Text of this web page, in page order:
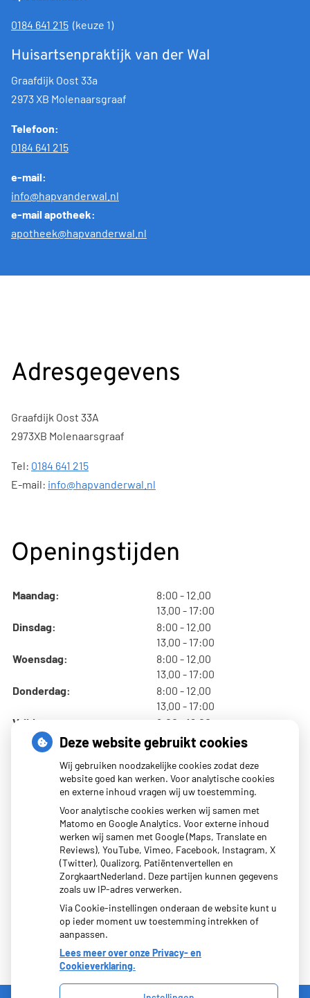
0184 641 215 (keuze 1)
Huisartsenpraktijk van der Wal
Graafdijk Oost 33a
2973 XB Molenaarsgraaf
Telefoon:
0184 641 215
e-mail:
info@hapvanderwal.nl
e-mail apotheek:
apotheek@hapvanderwal.nl
Adresgegevens
Graafdijk Oost 33A
2973XB Molenaarsgraaf
Tel: 0184 641 215
E-mail: info@hapvanderwal.nl
Openingstijden
Maandag: 8:00 tot
- 12.00
13.00 tot
- 17:00
Dinsdag:
8:00 tot
- 12.00
13.00 tot
- 17:00
Woensdag:
8:00 tot
- 12.00
13.00 tot
- 17:00
Donderdag:
8:00 tot
- 12.00
13.00 tot
- 17:00
Vrijdag:
8:00 tot
- 12.00
13.00tot
- 17:00
Nieuws
Afscheid drs. Vos… welkom terug drs. Boersema
Afscheid van Fieke (Praktijkverpleegkundige)
Deze website gebruikt cookies
Wij gebruiken noodzakelijke cookies zodat deze
website goed kan werken. Voor analytische cookies
en externe inhoud vragen wij uw toestemming.
Voor analytische cookies werken wij samen met
Matomo en Google Analytics. Voor externe inhoud
werken wij samen met Google (Maps, Translate en
Reviews), YouTube, Vimeo, Facebook, Instagram, X
(Twitter), Qualizorg, Patiëntenvertellen en
ZorgkaartNederland. Deze partijen kunnen gegevens
zoals uw IP-adres verwerken.
Via Cookie-instellingen onderaan de website kunt u
op ieder moment uw toestemming intrekken of
aanpassen.
Lees meer over onze Privacy- en
Cookieverklaring.